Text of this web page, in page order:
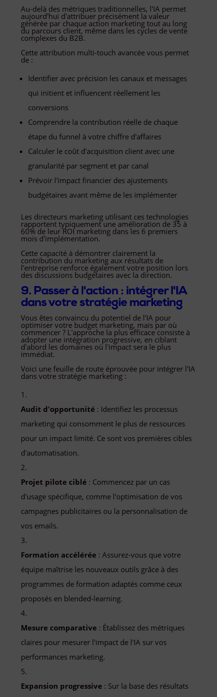
Au-delà des métriques traditionnelles, l'IA permet
aujourd'hui d'attribuer précisément la valeur
générée par chaque action marketing tout au long
du parcours client, même dans les cycles de vente
complexes du B2B.
Cette attribution multi-touch avancée vous permet
de :
Identifier avec précision les canaux et messages
qui initient et influencent réellement les
conversions
Comprendre la contribution réelle de chaque
étape du funnel à votre chiffre d'affaires
Calculer le coût d'acquisition client avec une
granularité par segment et par canal
Prévoir l'impact financier des ajustements
budgétaires avant même de les implémenter
Les directeurs marketing utilisant ces technologies
rapportent typiquement une amélioration de 35 à
60% de leur ROI marketing dans les 6 premiers
mois d'implémentation.
Cette capacité à démontrer clairement la
contribution du marketing aux résultats de
l'entreprise renforce également votre position lors
des discussions budgétaires avec la direction.
9. Passer à l'action : intégrer l'IA
dans votre stratégie marketing
Vous êtes convaincu du potentiel de l'IA pour
optimiser votre budget marketing, mais par où
commencer ? L'approche la plus efficace consiste à
adopter une intégration progressive, en ciblant
d'abord les domaines où l'impact sera le plus
immédiat.
Voici une feuille de route éprouvée pour intégrer l'IA
dans votre stratégie marketing :
Audit d'opportunité : Identifiez les processus
marketing qui consomment le plus de ressources
pour un impact limité. Ce sont vos premières cibles
d'automatisation.
Projet pilote ciblé : Commencez par un cas
d'usage spécifique, comme l'optimisation de vos
campagnes publicitaires ou la personnalisation de
vos emails.
Formation accélérée : Assurez-vous que votre
équipe maîtrise les nouveaux outils grâce à des
programmes de formation adaptés comme ceux
proposés en blended-learning.
Mesure comparative : Établissez des métriques
claires pour mesurer l'impact de l'IA sur vos
performances marketing.
Expansion progressive : Sur la base des résultats